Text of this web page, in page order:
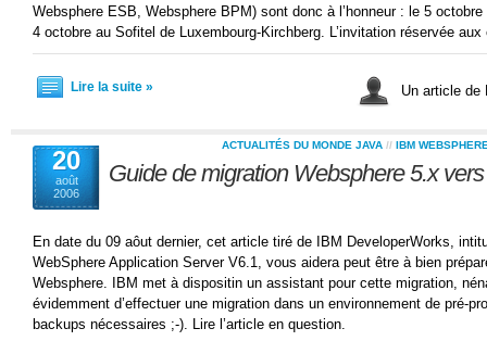
Websphere ESB, Websphere BPM) sont donc à l’honneur : le 5
4 octobre au Sofitel de Luxembourg-Kirchberg. L’invitation réservée
Lire la suite » Un article
20
août
2006
ACTUALITÉS DU MONDE JAVA // IBM
Guide de migration Websphere 5.x
En date du 09 aôut dernier, cet article tiré de IBM DeveloperWorks,
WebSphere Application Server V6.1, vous aidera peut être à bien
Websphere. IBM met à dispositin un assistant pour cette migration,
évidemment d’effectuer une migration dans un environnement de pré-
backups nécessaires ;-). Lire l’article en question.